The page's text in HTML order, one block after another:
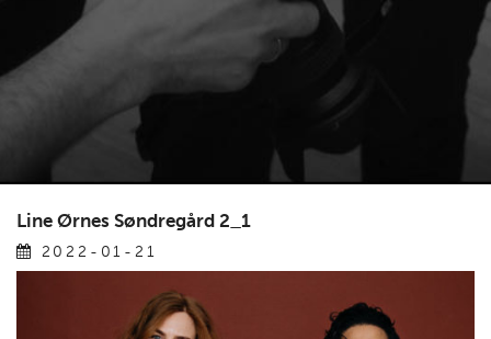
Line Ørnes Søndregård 2_1
2022-01-21